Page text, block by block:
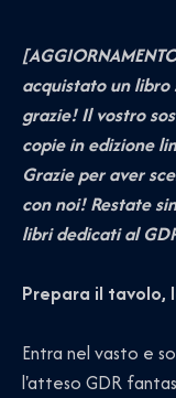
acquistato un libro
grazie! Il vostro
copie in edizione
Grazie per aver
con noi! Restate
libri dedicati al
Prepara il tavolo,
Entra nel vasto e
l'atteso GDR